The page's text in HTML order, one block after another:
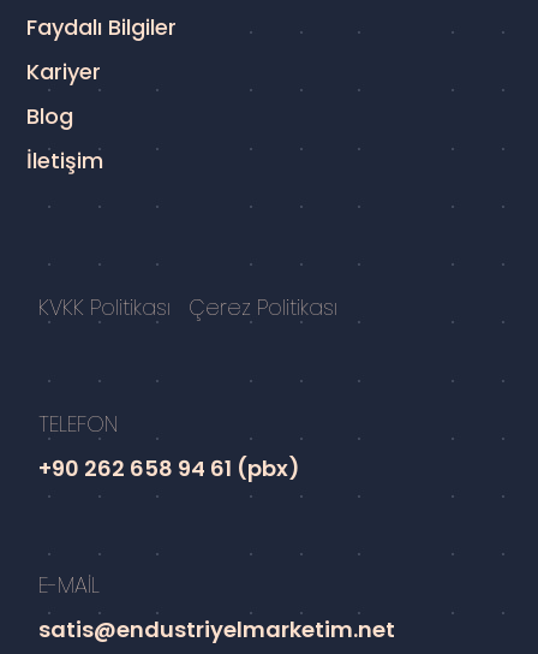
Faydalı Bilgiler
Kariyer
Blog
İletişim
KVKK Politikası Çerez Politikası
TELEFON
+90 262 658 94 61 (pbx)
E-MAİL
satis@endustriyelmarketim.net